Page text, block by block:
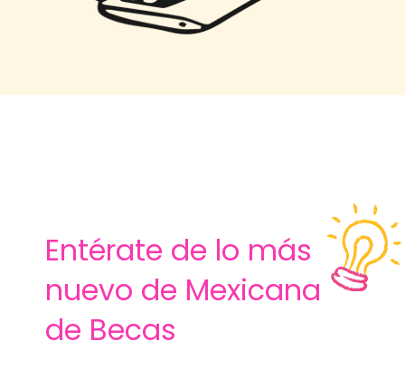
Entérate de lo más
nuevo de Mexicana
de Becas